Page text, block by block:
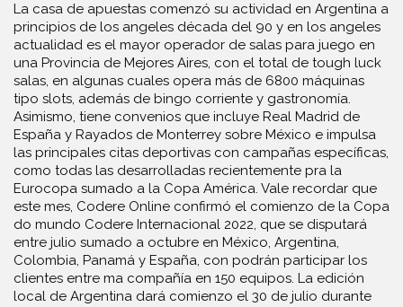
La casa de apuestas comenzó su actividad en Argentina a
principios de los angeles década del 90 y en los angeles
actualidad es el mayor operador de salas para juego en
una Provincia de Mejores Aires, con el total de tough luck
salas, en algunas cuales opera más de 6800 máquinas
tipo slots, además de bingo corriente y gastronomía.
Asimismo, tiene convenios que incluye Real Madrid de
España y Rayados de Monterrey sobre México e impulsa
las principales citas deportivas con campañas específicas,
como todas las desarrolladas recientemente pra la
Eurocopa sumado a la Copa América. Vale recordar que
este mes, Codere Online confirmó el comienzo de la Copa
do mundo Codere Internacional 2022, que se disputará
entre julio sumado a octubre en México, Argentina,
Colombia, Panamá y España, con podrán participar los
clientes entre ma compañía en 150 equipos. La edición
local de Argentina dará comienzo el 30 de julio durante